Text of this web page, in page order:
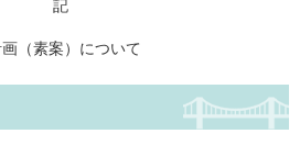
記
（素案）について